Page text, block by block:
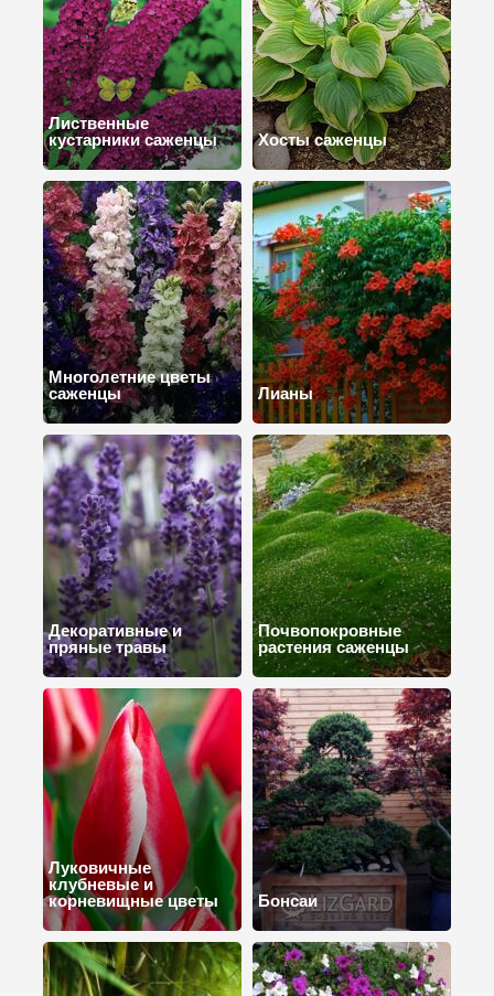
Лиственные
кустарники саженцы
Хосты саженцы
Многолетние цветы
саженцы
Лианы
Декоративные и
пряные травы
Почвопокровные
растения саженцы
Луковичные
клубневые и
корневищные цветы
Бонсаи